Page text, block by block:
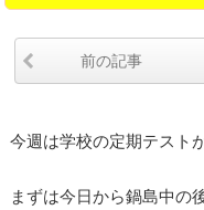
前の記事
今週は学校の定期テスト
まずは今日から鍋島中の